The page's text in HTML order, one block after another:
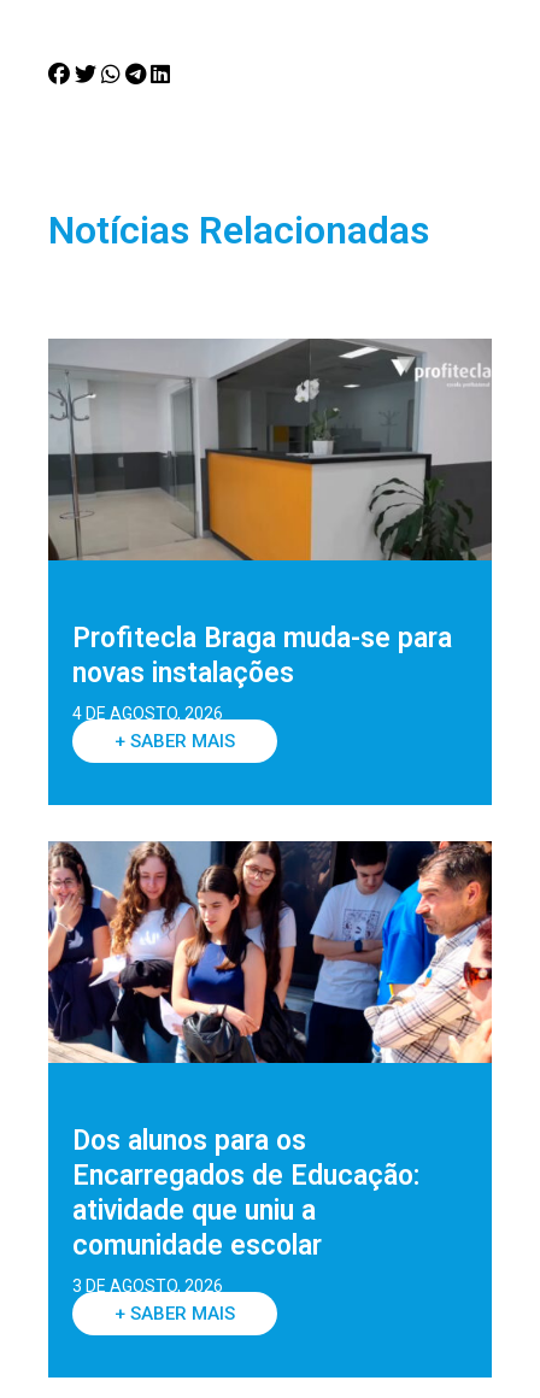
Notícias Relacionadas
Profitecla Braga muda-se para
novas instalações
4 DE AGOSTO, 2026
+ SABER MAIS
Dos alunos para os
Encarregados de Educação:
atividade que uniu a
comunidade escolar
3 DE AGOSTO, 2026
+ SABER MAIS